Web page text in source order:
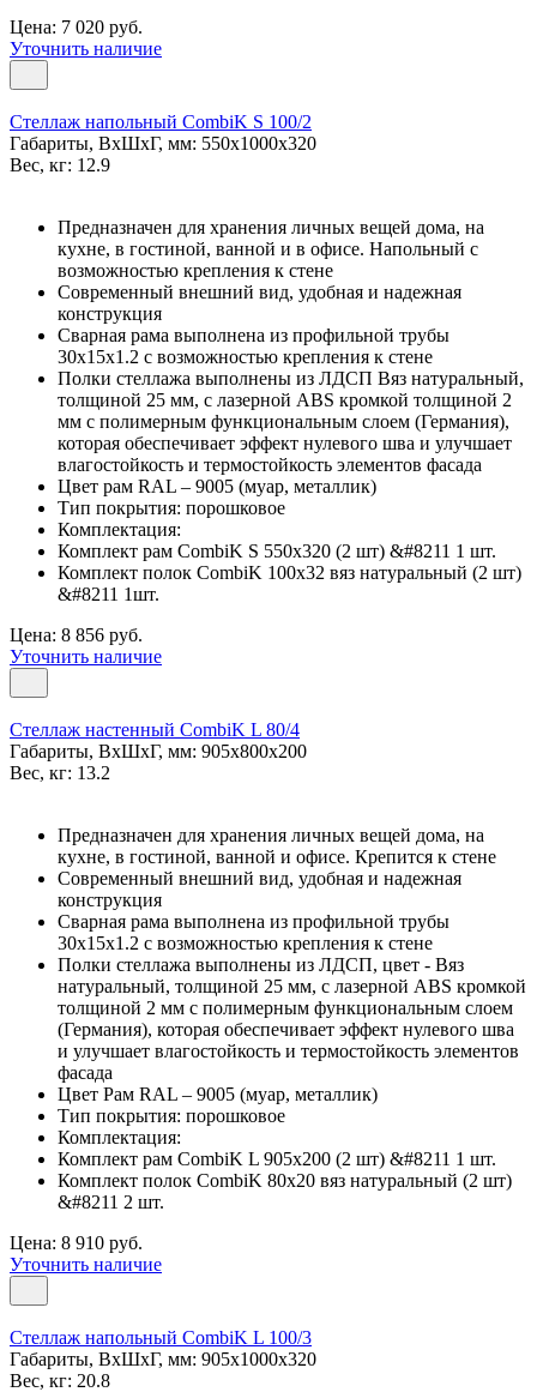
Цена: 7 020 руб.
Уточнить наличие
Стеллаж напольный CombiK S 100/2
Габариты, ВxШxГ, мм: 550x1000x320
Вес, кг: 12.9
Предназначен для хранения личных вещей дома, на
кухне, в гостиной, ванной и в офисе. Напольный с
возможностью крепления к стене
Современный внешний вид, удобная и надежная
конструкция
Сварная рама выполнена из профильной трубы
30х15х1.2 с возможностью крепления к стене
Полки стеллажа выполнены из ЛДСП Вяз натуральный,
толщиной 25 мм, с лазерной ABS кромкой толщиной 2
мм с полимерным функциональным слоем (Германия),
которая обеспечивает эффект нулевого шва и улучшает
влагостойкость и термостойкость элементов фасада
Цвет рам RAL – 9005 (муар, металлик)
Тип покрытия: порошковое
Комплектация:
Комплект рам CombiK S 550x320 (2 шт) &#8211 1 шт.
Комплект полок CombiK 100х32 вяз натуральный (2 шт)
&#8211 1шт.
Цена: 8 856 руб.
Уточнить наличие
Стеллаж настенный CombiK L 80/4
Габариты, ВxШxГ, мм: 905x800x200
Вес, кг: 13.2
Предназначен для хранения личных вещей дома, на
кухне, в гостиной, ванной и офисе. Крепится к стене
Современный внешний вид, удобная и надежная
конструкция
Сварная рама выполнена из профильной трубы
30х15х1.2 с возможностью крепления к стене
Полки стеллажа выполнены из ЛДСП, цвет - Вяз
натуральный, толщиной 25 мм, с лазерной ABS кромкой
толщиной 2 мм с полимерным функциональным слоем
(Германия), которая обеспечивает эффект нулевого шва
и улучшает влагостойкость и термостойкость элементов
фасада
Цвет Рам RAL – 9005 (муар, металлик)
Тип покрытия: порошковое
Комплектация:
Комплект рам CombiK L 905x200 (2 шт) &#8211 1 шт.
Комплект полок CombiK 80х20 вяз натуральный (2 шт)
&#8211 2 шт.
Цена: 8 910 руб.
Уточнить наличие
Стеллаж напольный CombiK L 100/3
Габариты, ВxШxГ, мм: 905x1000x320
Вес, кг: 20.8